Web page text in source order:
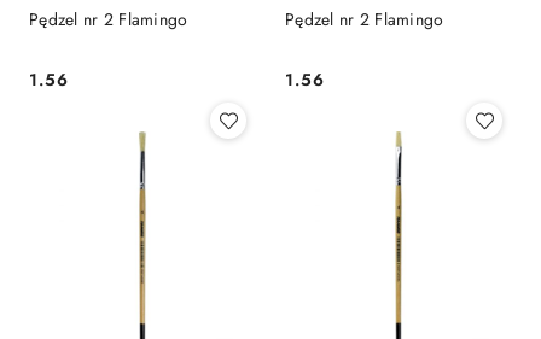
Pędzel nr 2 Flamingo
Cena:
1.56
Pędzel nr 2 Flamingo
Cena:
1.56